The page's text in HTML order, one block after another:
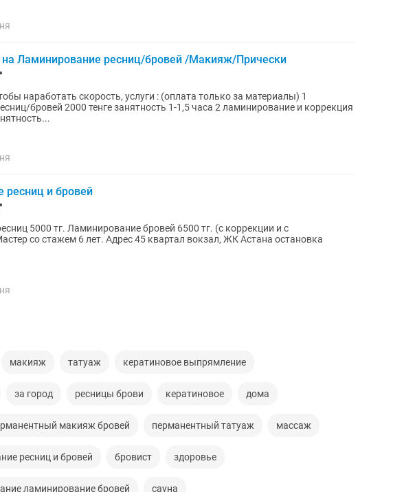
Ламинирование ресниц/бровей /Макияж/Прически
наработать скорость, услуги : (оплата только за материалы) 1
2000 тенге занятность 1-1,5 часа 2 ламинирование и коррекция
ресниц и бровей
5000 тг. Ламинирование бровей 6500 тг. (с коррекции и с
макияж татуаж кератиновое выпрямление
за город ресницы брови кератиновое дома
макияж бровей перманентный татуаж массаж
ресниц и бровей бровист здоровье
ламинирование бровей сауна